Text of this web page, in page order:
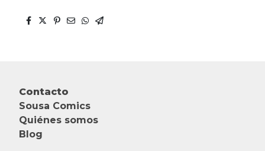
Contacto
Sousa Comics
Quiénes somos
Blog